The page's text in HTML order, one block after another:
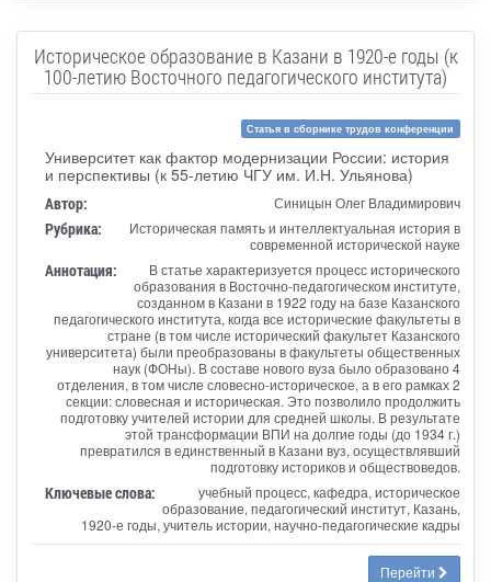
Историческое образование в Казани в 1920-е годы (к
100-летию Восточного педагогического института)
Статья в сборнике трудов конференции
Университет как фактор модернизации России: история
и перспективы (к 55-летию ЧГУ им. И.Н. Ульянова)
Автор: Синицын Олег Владимирович
Рубрика:
Историческая память и интеллектуальная история в
современной исторической науке
Аннотация:
В статье характеризуется процесс исторического
образования в Восточно-педагогическом институте,
созданном в Казани в 1922 году на базе Казанского
педагогического института, когда все исторические факультеты в
стране (в том числе исторический факультет Казанского
университета) были преобразованы в факультеты общественных
наук (ФОНы). В составе нового вуза было образовано 4
отделения, в том числе словесно-историческое, а в его рамках 2
секции: словесная и историческая. Это позволило продолжить
подготовку учителей истории для средней школы. В результате
этой трансформации ВПИ на долгие годы (до 1934 г.)
превратился в единственный в Казани вуз, осуществлявший
подготовку историков и обществоведов.
Ключевые слова:
учебный процесс, кафедра, историческое
образование, педагогический институт, Казань,
1920-е годы, учитель истории, научно-педагогические кадры
Перейти